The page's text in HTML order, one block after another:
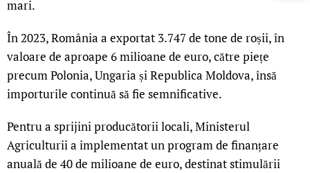
mari.
În 2023, România a exportat 3.747 de tone de roșii, în
valoare de aproape 6 milioane de euro, către piețe
precum Polonia, Ungaria și Republica Moldova, însă
importurile continuă să fie semnificative.
Pentru a sprijini producătorii locali, Ministerul
Agriculturii a implementat un program de finanțare
anuală de 40 de milioane de euro, destinat stimulării